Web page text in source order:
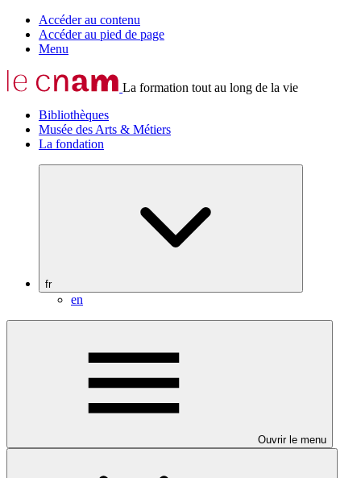
Accéder au contenu
Accéder au pied de page
Menu
La formation tout au long de la vie
Bibliothèques
Musée des Arts & Métiers
La fondation
fr
en
Ouvrir le menu